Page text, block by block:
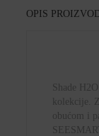
OPIS
Shade
kolekcije.
obućom i